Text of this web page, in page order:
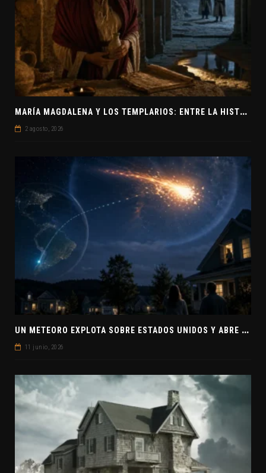
M
ARÍA MAGDALENA Y LOS TEMPLARIOS: ENTRE LA HISTORIA Y EL MISTERIO
2 agosto, 2026
U
N METEORO EXPLOTA SOBRE ESTADOS UNIDOS Y ABRE LA PISTA DE POLAR-IM, UN POSIBLE VISITANTE INTERESTELAR
11 junio, 2026